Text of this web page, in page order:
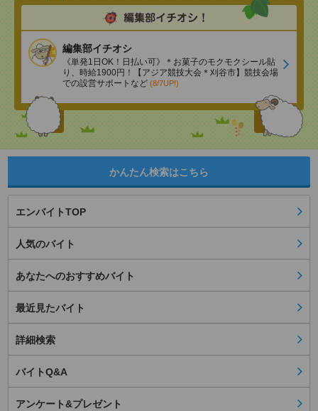
編集部イチオシ
《単発1日OK！日払い可》＊お菓子のモクモクシール貼
り、時給1900円！【アジア競技大会＊刈谷市】競技会場
での設営サポートなど (8/7UP!)
かんたん検索はこちら
エンバイトTOP
人気のバイト
あなたへのおすすめバイト
最近見たバイト
詳細検索
バイトQ&A
アンケート&プレゼント